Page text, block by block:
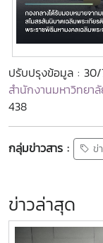
ปรับปรุงข้อมูล : 30/
สำนักงานมหาวิทยา
438
กลุ่มข่าวสาร : ข่
ข่าวล่าสุด